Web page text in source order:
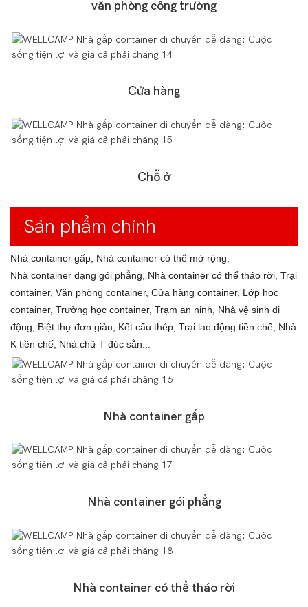
văn phòng công trường
Cửa hàng
Chỗ ở
Sản phẩm chính
Nhà container gấp, Nhà container có thể mở rộng,
Nhà container dạng gói phẳng, Nhà container có thể tháo rời, Trại
container, Văn phòng container, Cửa hàng container, Lớp học
container, Trường học container, Trạm an ninh, Nhà vệ sinh di
động, Biệt thự đơn giản, Kết cấu thép, Trại lao động tiền chế, Nhà
K tiền chế, Nhà chữ T đúc sẵn...
Nhà container gấp
Nhà container gói phẳng
Nhà container có thể tháo rời